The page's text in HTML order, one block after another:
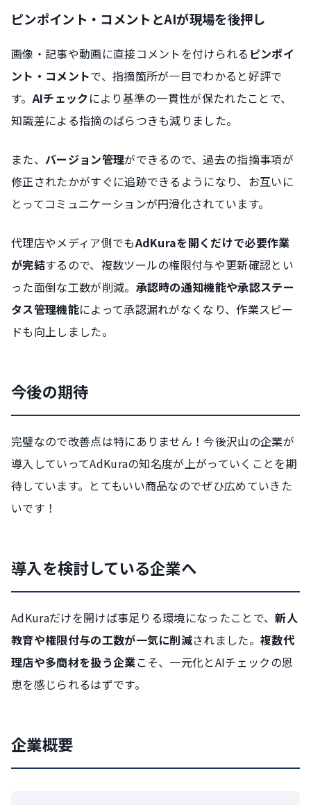
ピンポイント・コメントとAIが現場を後押し
画像・記事や動画に直接コメントを付けられる ピンポイ
ント・コメントで、指摘箇所が一目でわかると好評で
す。AIチェックにより基準の一貫性が保たれたことで、
知識差による指摘のばらつきも減りました。
また、 バージョン管理ができるので、過去の指摘事項が
修正されたかがすぐに追跡できるようになり、お互いに
とってコミュニケーションが円滑化されています。
代理店やメディア側でもAdKuraを開くだけで必要作業
が完結するので、複数ツールの権限付与や更新確認とい
った面倒な工数が削減。 承認時の通知機能や承認ステー
タス管理機能によって承認漏れがなくなり、作業スピー
ドも向上しました。
今後の期待
完璧なので改善点は特にありません！今後沢山の企業が
導入していってAdKuraの知名度が上がっていくことを期
待しています。とてもいい商品なのでぜひ広めていきた
いです！
導入を検討している企業へ
AdKuraだけを開けば事足りる環境になったことで、新人
教育や権限付与の工数が一気に削減されました。複数代
理店や多商材を扱う企業こそ、一元化とAIチェックの恩
恵を感じられるはずです。
企業概要